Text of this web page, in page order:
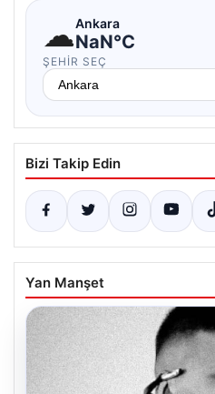
☁Ankara
NaN°C
ŞEHIR SEÇ
Bizi Takip Edin
Yan Manşet